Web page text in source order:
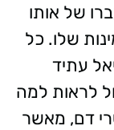
של אותו
שלו. כל
עתיד
לראות למה
דם, מאשר